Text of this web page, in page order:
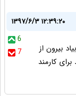
۱۳۹۷/۶/۳ ۱۲:۳۹:۲۰
6
7
بیرون از
کارمند